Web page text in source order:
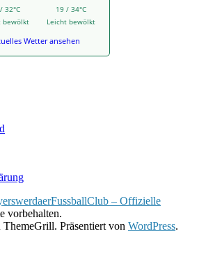
32°C
bewölkt
19 / 34°C
Leicht bewölkt
Wetter ansehen
– Offizielle
vorbehalten.
ThemeGrill. Präsentiert von WordPress.